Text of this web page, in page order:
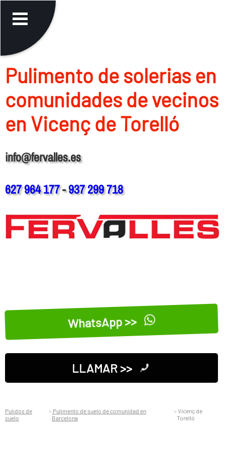
Pulimento de solerias en
comunidades de vecinos
en Vicenç de Torelló
info@fervalles.es
627 964 177-937 299 718
WhatsApp >>
LLAMAR >>
Pulidos de
suelo
Pulimento de suelo de comunidad en
Barcelona
Vicenç de
Torelló